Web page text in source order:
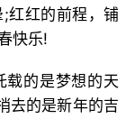
红红的前程，铺
快乐!
载的是梦想的天
去的是新年的吉